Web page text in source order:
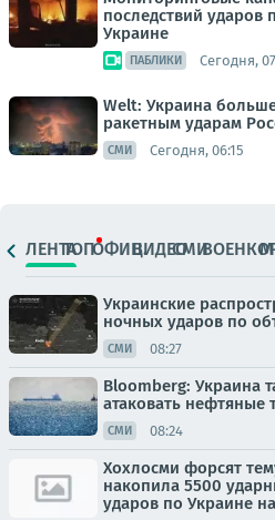
последствий
Украине
ПАБЛИКИ Сегодня,
Welt: Украина
ракетным ударам
СМИ Сегодня, 06:15
ЛЕНТАТОПОФИЦ.ВИДЕОСМИ
Украинские
ночных ударов по
СМИ 08:27
Bloomberg: Украина
атаковать
СМИ 08:24
Хохлосми форсят
накопила 5500
ударов по Украине